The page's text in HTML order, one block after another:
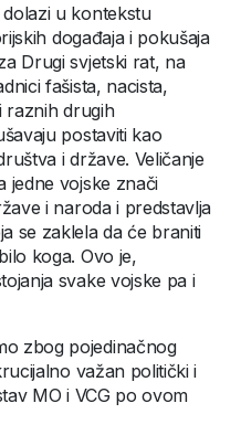
u kontekstu
događaja i pokušaja
Drugi svjetski rat, na
fašista, nacista,
raznih drugih
postaviti kao
i države. Veličanje
jedne vojske znači
i naroda i predstavlja
se zaklela da će braniti
koga. Ovo je,
svake vojske pa i
zbog pojedinačnog
važan politički i
MO i VCG po ovom